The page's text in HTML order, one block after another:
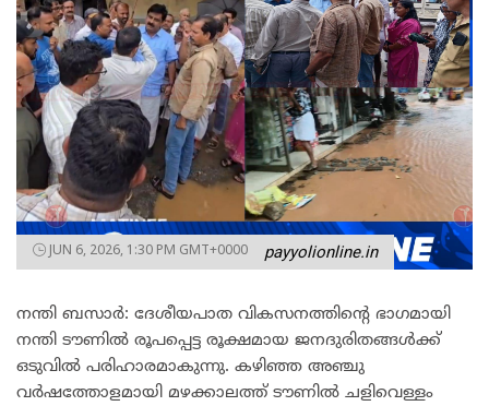
JUN 6, 2026, 1:30 PM GMT+0000 payyolionline.in
നന്തി ബസാർ: ദേശീയപാത വികസനത്തിന്റെ ഭാഗമായി
നന്തി ടൗണിൽ രൂപപ്പെട്ട രൂക്ഷമായ ജനദുരിതങ്ങൾക്ക്
ഒടുവിൽ പരിഹാരമാകുന്നു. കഴിഞ്ഞ അഞ്ചു
വർഷത്തോളമായി മഴക്കാലത്ത് ടൗണിൽ ചളിവെള്ളം